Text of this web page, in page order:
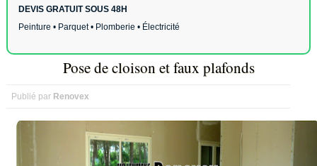
DEVIS GRATUIT SOUS 48H
Peinture • Parquet • Plomberie • Électricité
Pose de cloison et faux plafonds
Publié par Renovex